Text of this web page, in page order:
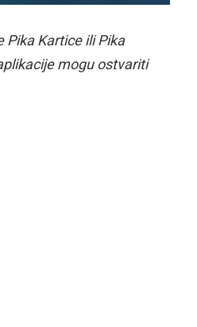
Pika Kartice ili Pika
mogu ostvariti